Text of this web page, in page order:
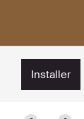
installer